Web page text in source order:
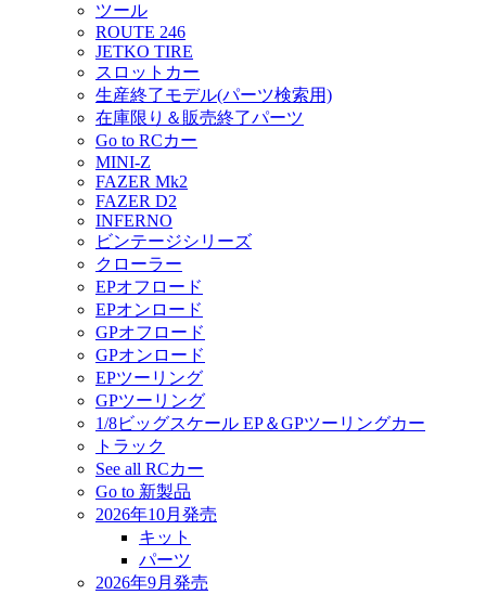
ツール
ROUTE 246
JETKO TIRE
スロットカー
生産終了モデル(パーツ検索用)
在庫限り＆販売終了パーツ
Go to RCカー
MINI-Z
FAZER Mk2
FAZER D2
INFERNO
ビンテージシリーズ
クローラー
EPオフロード
EPオンロード
GPオフロード
GPオンロード
EPツーリング
GPツーリング
1/8ビッグスケール EP＆GPツーリングカー
トラック
See all RCカー
Go to 新製品
2026年10月発売
キット
パーツ
2026年9月発売